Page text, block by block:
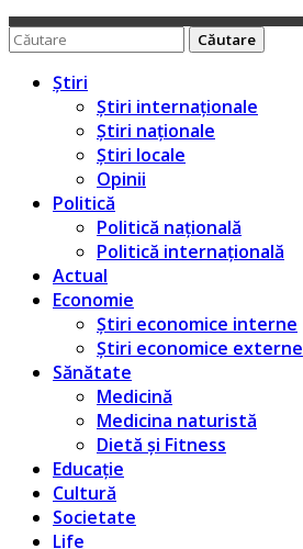
Caută
pentru:
Știri
Știri internaționale
Știri naționale
Știri locale
Opinii
Politică
Politică națională
Politică internațională
Actual
Economie
Știri economice interne
Știri economice externe
Sănătate
Medicină
Medicina naturistă
Dietă și Fitness
Educație
Cultură
Societate
Life